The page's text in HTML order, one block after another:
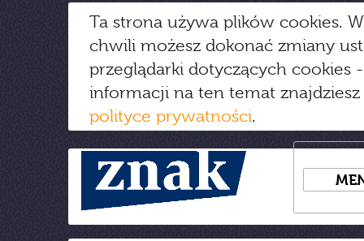
Ta strona używa plików cookies.
chwili możesz dokonać zmiany
przeglądarki dotyczących cookies
informacji na ten temat
polityce prywatności.